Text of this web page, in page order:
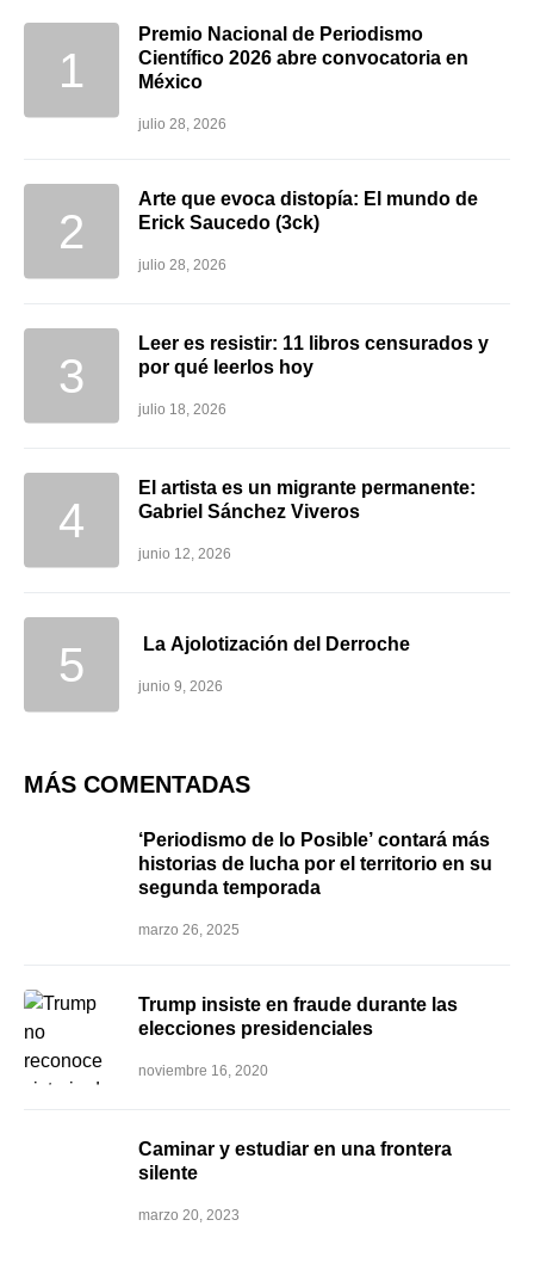
Premio Nacional de Periodismo
Científico 2026 abre convocatoria en
México
julio 28, 2026
Arte que evoca distopía: El mundo de
Erick Saucedo (3ck)
julio 28, 2026
Leer es resistir: 11 libros censurados y
por qué leerlos hoy
julio 18, 2026
El artista es un migrante permanente:
Gabriel Sánchez Viveros
junio 12, 2026
La Ajolotización del Derroche
junio 9, 2026
MÁS COMENTADAS
‘Periodismo de lo Posible’ contará más
historias de lucha por el territorio en su
segunda temporada
marzo 26, 2025
Trump insiste en fraude durante las
elecciones presidenciales
noviembre 16, 2020
Caminar y estudiar en una frontera
silente
marzo 20, 2023